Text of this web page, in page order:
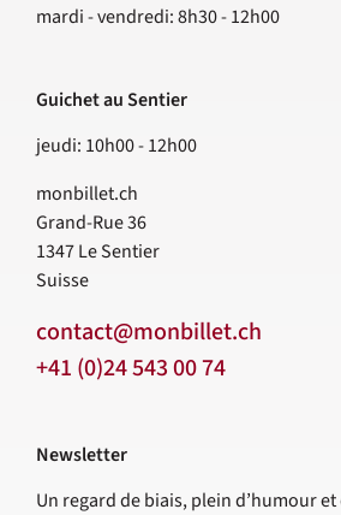
mardi - vendredi: 8h30 - 12h00
Guichet au Sentier
jeudi: 10h00 - 12h00
monbillet.ch
Grand-Rue 36
1347Le Sentier
Suisse
contact@monbillet.ch
+41 (0)24 543 00 74
Newsletter
Un regard de biais, plein d’humour